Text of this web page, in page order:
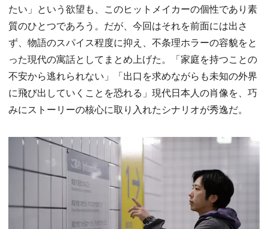
たい」という欲望も、このヒットメイカーの個性であり素
質のひとつであろう。だが、今回はそれを前面には出さ
ず、物語のスパイス程度に抑え、不条理ホラーの容貌をと
った現代の寓話としてまとめ上げた。「家庭を持つことの
不安から逃れられない」「出口を求めながらも未知の外界
に飛び出していくことを恐れる」現代日本人の肖像を、巧
みにストーリーの核心に取り入れたシナリオが秀逸だ。